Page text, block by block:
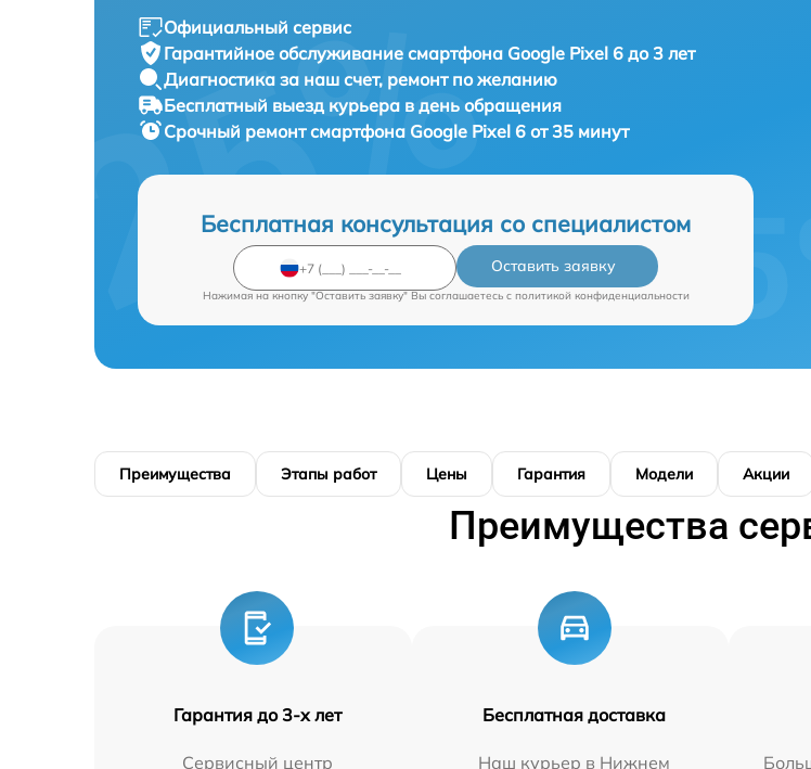
Официальный сервис
Гарантийное обслуживание смартфона Google Pixel 6 до 3 лет
Диагностика за наш счет, ремонт по желанию
Бесплатный выезд курьера в день обращения
Срочный ремонтсмартфона Google Pixel 6 от 35 минут
Бесплатная консультация со специалистом
Оставить заявку
Нажимая на кнопку "Оставить заявку" Вы соглашаетесь c политикой конфиденциальности
Преимущества Этапы работ Цены Гарантия Модели Акции
Преимущества
Гарантия до 3-х лет
Сервисный центр
Бесплатная доставка
Наш курьер в Нижнем